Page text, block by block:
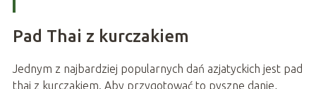
Pad Thai z kurczakiem
Jednym z najbardziej popularnych dań azjatyckich jest pad
thai z kurczakiem. Aby przygotować to pyszne danie,